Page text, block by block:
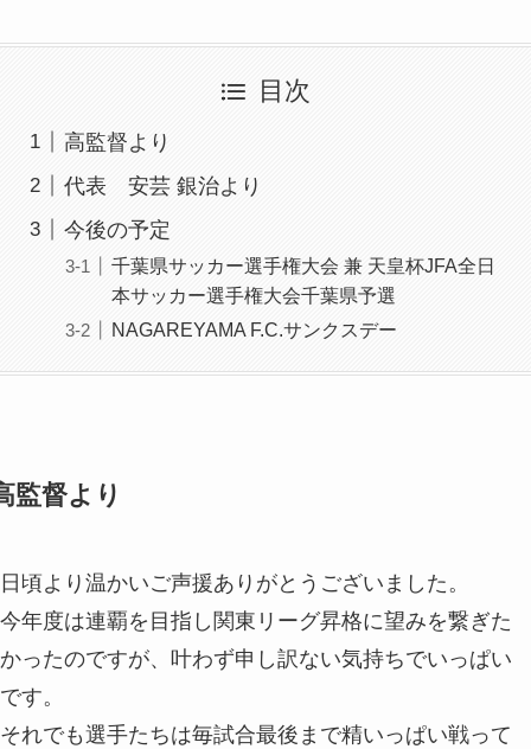
目次
高監督より
代表 安芸 銀治より
今後の予定
千葉県サッカー選手権大会 兼 天皇杯JFA全日
本サッカー選手権大会千葉県予選
NAGAREYAMA F.C.サンクスデー
監督より
日頃より温かいご声援ありがとうございました。
今年度は連覇を目指し関東リーグ昇格に望みを繋ぎた
かったのですが、叶わず申し訳ない気持ちでいっぱい
です。
それでも選手たちは毎試合最後まで精いっぱい戦って